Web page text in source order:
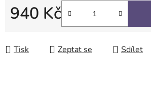
940 Kč
Tisk Zeptat se Sdílet